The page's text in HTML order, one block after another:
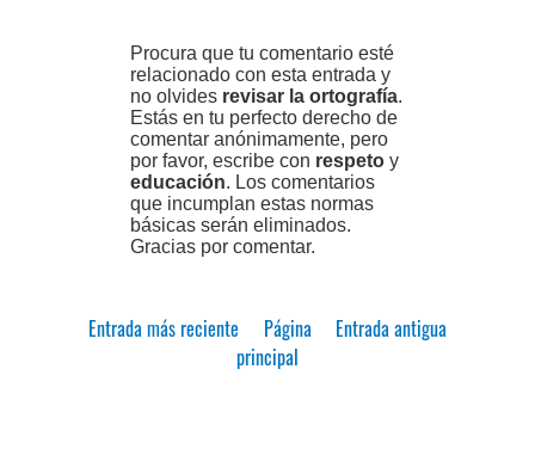
Procura que tu comentario esté
relacionado con esta entrada y
no olvides revisar la ortografía.
Estás en tu perfecto derecho de
comentar anónimamente, pero
por favor, escribe con respeto y
educación. Los comentarios
que incumplan estas normas
básicas serán eliminados.
Gracias por comentar.
Entrada más reciente Entrada antigua
Página
principal